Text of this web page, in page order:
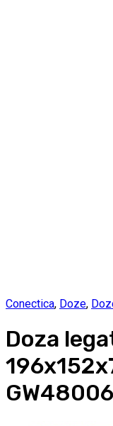
Conectica, Doze,
Doza
GW48006